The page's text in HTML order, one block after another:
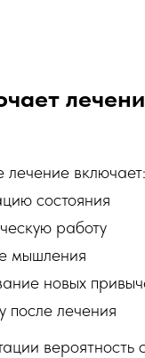
включает:
состояния
работу
мышления
новых
после лечения
вероятность